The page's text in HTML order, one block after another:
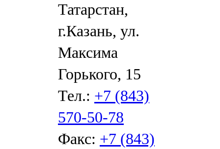
Татарстан,
г.Казань, ул.
Максима
Горького, 15
Тел.: +7 (843)
570-50-78
Факс: +7 (843)